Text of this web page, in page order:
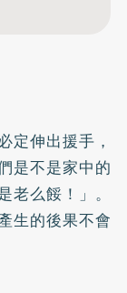
定伸出援手，
是不是家中的
么餒！」。
生的後果不會